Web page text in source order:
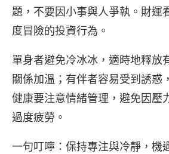
題，不要因小事與人爭執。財運
度冒險的投資行為。
單身者避免冷冰冰，適時地釋放
關係加溫；有伴者容易受到誘惑
健康要注意情緒管理，避免因壓
過度疲勞。
一句叮嚀：保持專注與冷靜，機